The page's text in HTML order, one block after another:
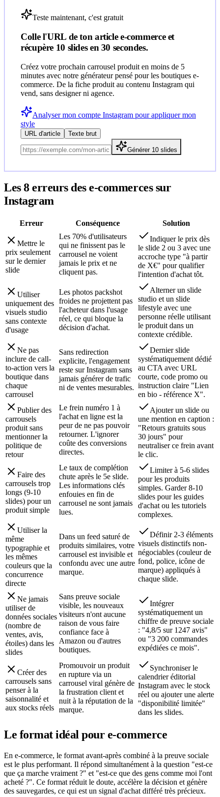
Teste maintenant, c'est gratuit
Colle l'URL de ton articlee-commerceet
récupère 10 slides en 30 secondes.
Créez votre prochain carrousel produit en moins de 5
minutes avec notre générateur pensé pour les boutiques e-
commerce. De la fiche produit au contenu Instagram qui
vend, sans designer ni agence.
Analyser mon compte Instagram pour appliquer mon
style
URL d'article Texte brut
Générer 10 slides
Les 8 erreurs dese-commerces sur
Instagram
Erreur Conséquence Solution
Mettre le
prix seulement
sur le dernier
slide
Les 70% d'utilisateurs
qui ne finissent pas le
carrousel ne voient
jamais le prix et ne
cliquent pas.
Indiquer le prix dès
le slide 2 ou 3 avec une
accroche type "à partir
de X€" pour qualifier
l'intention d'achat tôt.
Utiliser
uniquement des
visuels studio
sans contexte
d'usage
Les photos packshot
froides ne projettent pas
l'acheteur dans l'usage
réel, ce qui bloque la
décision d'achat.
Alterner un slide
studio et un slide
lifestyle avec une
personne réelle utilisant
le produit dans un
contexte crédible.
Ne pas
inclure de call-
to-action vers la
boutique dans
chaque
carrousel
Sans redirection
explicite, l'engagement
reste sur Instagram sans
jamais générer de trafic
ni de ventes mesurables.
Dernier slide
systématiquement dédié
au CTA avec URL
courte, code promo ou
instruction claire "Lien
en bio - référence X".
Publier des
carrousels
produit sans
mentionner la
politique de
retour
Le frein numéro 1 à
l'achat en ligne est la
peur de ne pas pouvoir
retourner. L'ignorer
coûte des conversions
directes.
Ajouter un slide ou
une mention en caption :
"Retours gratuits sous
30 jours" pour
neutraliser ce frein avant
le clic.
Faire des
carrousels trop
longs (9-10
slides) pour un
produit simple
Le taux de complétion
chute après le 5e slide.
Les informations clés
enfouies en fin de
carrousel ne sont jamais
lues.
Limiter à 5-6 slides
pour les produits
simples. Garder 8-10
slides pour les guides
d'achat ou les tutoriels
complexes.
Utiliser la
même
typographie et
les mêmes
couleurs que la
concurrence
directe
Dans un feed saturé de
produits similaires, votre
carrousel est invisible et
confondu avec une autre
marque.
Définir 2-3 éléments
visuels distinctifs non-
négociables (couleur de
fond, police, icône de
marque) appliqués à
chaque slide.
Ne jamais
utiliser de
données sociales
(nombre de
ventes, avis,
étoiles) dans les
slides
Sans preuve sociale
visible, les nouveaux
visiteurs n'ont aucune
raison de vous faire
confiance face à
Amazon ou d'autres
boutiques.
Intégrer
systématiquement un
chiffre de preuve sociale
: "4,8/5 sur 1247 avis"
ou "3 200 commandes
expédiées ce mois".
Créer des
carrousels sans
penser à la
saisonnalité et
aux stocks réels
Promouvoir un produit
en rupture via un
carrousel viral génère de
la frustration client et
nuit à la réputation de la
marque.
Synchroniser le
calendrier éditorial
Instagram avec le stock
réel ou ajouter une alerte
"disponibilité limitée"
dans les slides.
Le format idéal poure-commerce
En e-commerce, le format avant-après combiné à la preuve sociale
est le plus performant. Il répond simultanément à la question "est-ce
que ça marche vraiment ?" et "est-ce que des gens comme moi l'ont
acheté ?". Ce format réduit le doute, accélère la décision et génère
des sauvegardes, ce qui est un signal d'achat différé très précieux.